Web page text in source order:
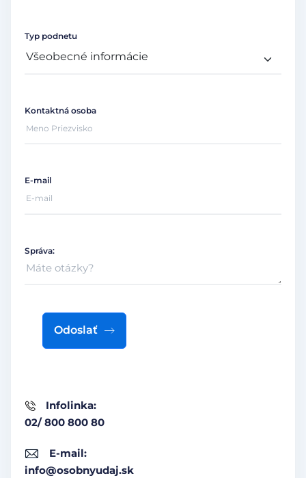
Infolinka:
02/ 800 800 80
E-mail:
info@osobnyudaj.sk
Typ podnetu
Kontaktná osoba
E-mail
Správa:
Odoslať